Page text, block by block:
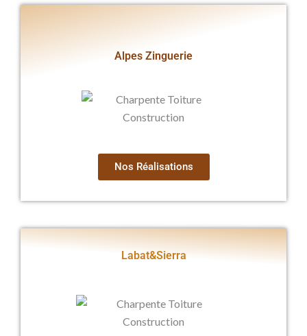
Alpes Zinguerie
Nos Réalisations
Labat&Sierra